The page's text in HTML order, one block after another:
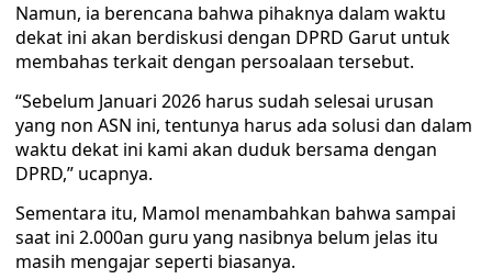
Namun, ia berencana bahwa pihaknya dalam waktu
dekat ini akan berdiskusi dengan DPRD Garut untuk
membahas terkait dengan persoalaan tersebut.
“Sebelum Januari 2026 harus sudah selesai urusan
yang non ASN ini, tentunya harus ada solusi dan dalam
waktu dekat ini kami akan duduk bersama dengan
DPRD,” ucapnya.
Sementara itu, Mamol menambahkan bahwa sampai
saat ini 2.000an guru yang nasibnya belum jelas itu
masih mengajar seperti biasanya.